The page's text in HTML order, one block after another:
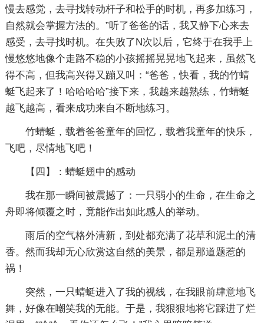
慢去感觉，去寻找转动杆子和松手的时机，再多加练习，
自然就会掌握方法的。”听了爸爸的话，我又静下心来去
感受，去寻找时机。在失败了N次以后，它终于在我手上
慢悠悠地像个走路不稳的小孩摇摇晃晃地飞起来，虽然飞
得不高，但我高兴得又蹦又叫：“爸爸，快看，我的竹蜻
蜓飞起来了！哈哈哈哈”接下来，我越来越熟练，竹蜻蜓
越飞越高，看来成功来自不断地练习。
竹蜻蜓，载着爸爸童年的回忆，载着我童年的快乐，
飞吧，尽情地飞吧！
【四】：蜻蜓翅中的感动
我在那一瞬间被震撼了：一只弱小的生命，在生命之
舟即将倾覆之时，竟能作出如此感人的举动。
雨后的空气格外清新，到处都充满了花草和泥土的清
香。然而我却无心欣赏这自然的美景，都是那道题惹的
祸！
突然，一只蜻蜓进入了我的视线，在我眼前肆意地飞
舞，好像在嘲笑我的无能。于是，我狠狠地将它踩进了烂